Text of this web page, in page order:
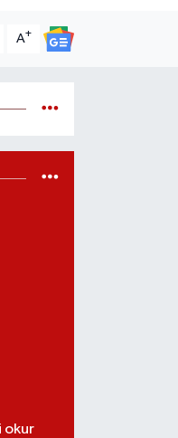
A+
okur